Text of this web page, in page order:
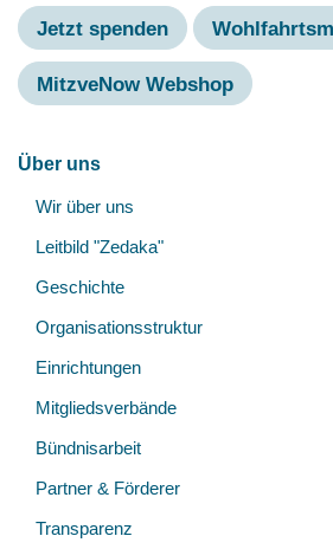
Jetzt spenden
MitzveNow Webshop
Hauptnavigation
Über uns
Wir über uns
Leitbild "Zedaka"
Geschichte
Organisationsstruktur
Einrichtungen
Mitgliedsverbände
Bündnisarbeit
Partner & Förderer
Transparenz